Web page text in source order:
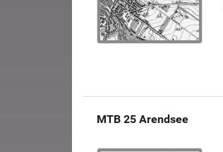
MTB 25 Arendsee